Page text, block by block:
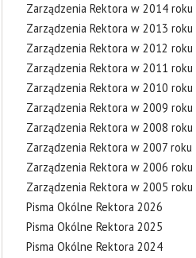
Zarządzenia Rektora w 2014 roku
Zarządzenia Rektora w 2013 roku
Zarządzenia Rektora w 2012 roku
Zarządzenia Rektora w 2011 roku
Zarządzenia Rektora w 2010 roku
Zarządzenia Rektora w 2009 roku
Zarządzenia Rektora w 2008 roku
Zarządzenia Rektora w 2007 roku
Zarządzenia Rektora w 2006 roku
Zarządzenia Rektora w 2005 roku
Pisma Okólne Rektora 2026
Pisma Okólne Rektora 2025
Pisma Okólne Rektora 2024